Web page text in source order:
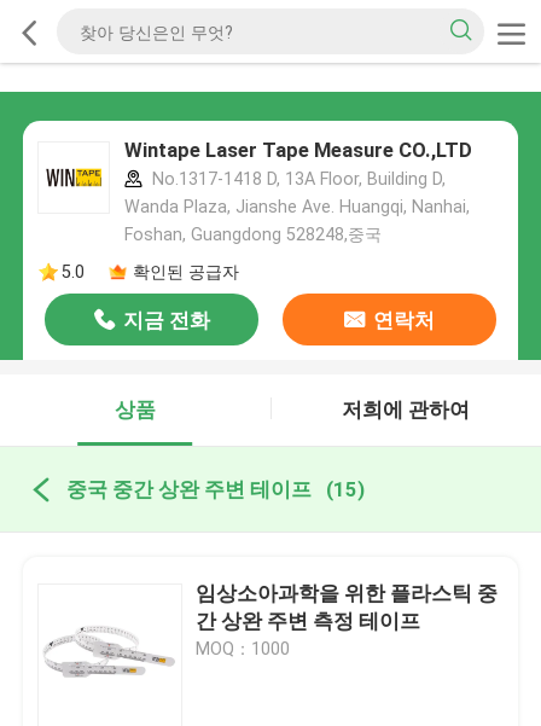
Wintape Laser Tape Measure CO.,LTD
No.1317-1418 D, 13A Floor, Building D,
Wanda Plaza, Jianshe Ave. Huangqi, Nanhai,
Foshan, Guangdong 528248,중국
5.0
확인된 공급자
지금 전화 연락처
상품 저희에 관하여
중국 중간 상완 주변 테이프 (15)
임상소아과학을 위한 플라스틱 중
간 상완 주변 측정 테이프
MOQ：1000